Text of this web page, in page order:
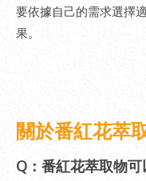
要依據自己的需求選擇
果。
關於番紅花萃
Q：番紅花萃取物